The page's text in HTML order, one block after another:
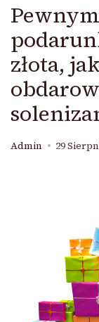
złota,
Admin 29